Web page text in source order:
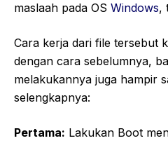
maslaah pada OS Windows,
Cara kerja dari file tersebut
dengan cara sebelumnya,
melakukannya juga hampir
selengkapnya:
Pertama: Lakukan Boot